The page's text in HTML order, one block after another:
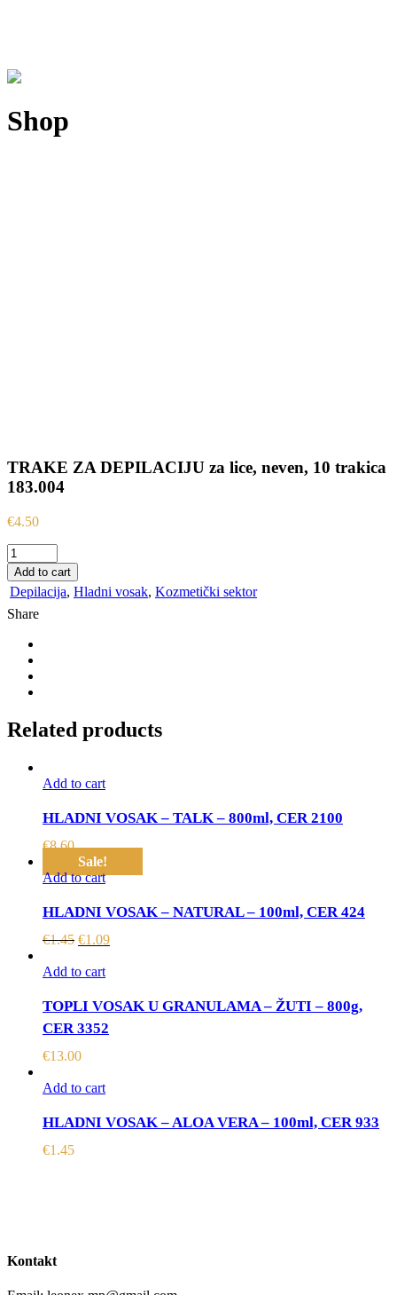
Shop
TRAKE ZA DEPILACIJU za lice, neven, 10 trakica
183.004
€4.50
TRAKE
ZA
DEPILACIJU
za
lice,
trakica
183.004
quantity
Add to cart
Depilacija, Hladni vosak, Kozmetički sektor
Share
Related products
Add to cart
HLADNI VOSAK – TALK – 800ml, CER 2100
€8.60
Sale!
Add to cart
HLADNI VOSAK – NATURAL – 100ml, CER 424
€1.45 €1.09
Add to cart
TOPLI VOSAK U GRANULAMA – ŽUTI – 800g,
CER 3352
€13.00
Add to cart
HLADNI VOSAK – ALOA VERA – 100ml, CER 933
€1.45
Kontakt